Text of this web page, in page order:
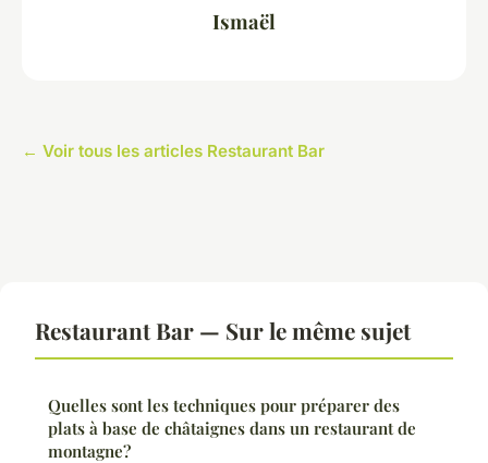
Ismaël
← Voir tous les articles Restaurant Bar
Restaurant Bar — Sur le même sujet
Quelles sont les techniques pour préparer des
plats à base de châtaignes dans un restaurant de
montagne?